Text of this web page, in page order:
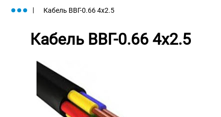
Кабель ВВГ-0.66 4х2.5
Кабель ВВГ-0.66 4х2.5